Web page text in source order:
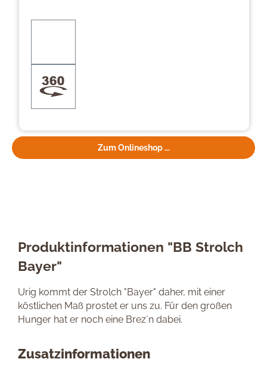
Zum Onlineshop ...
Produktinformationen "BB Strolch
Bayer"
Urig kommt der Strolch "Bayer" daher, mit einer
köstlichen Maß prostet er uns zu. Für den großen
Hunger hat er noch eine Brez´n dabei.
Zusatzinformationen